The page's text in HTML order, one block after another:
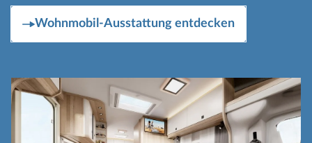
Wohnmobil-Ausstattung entdecken